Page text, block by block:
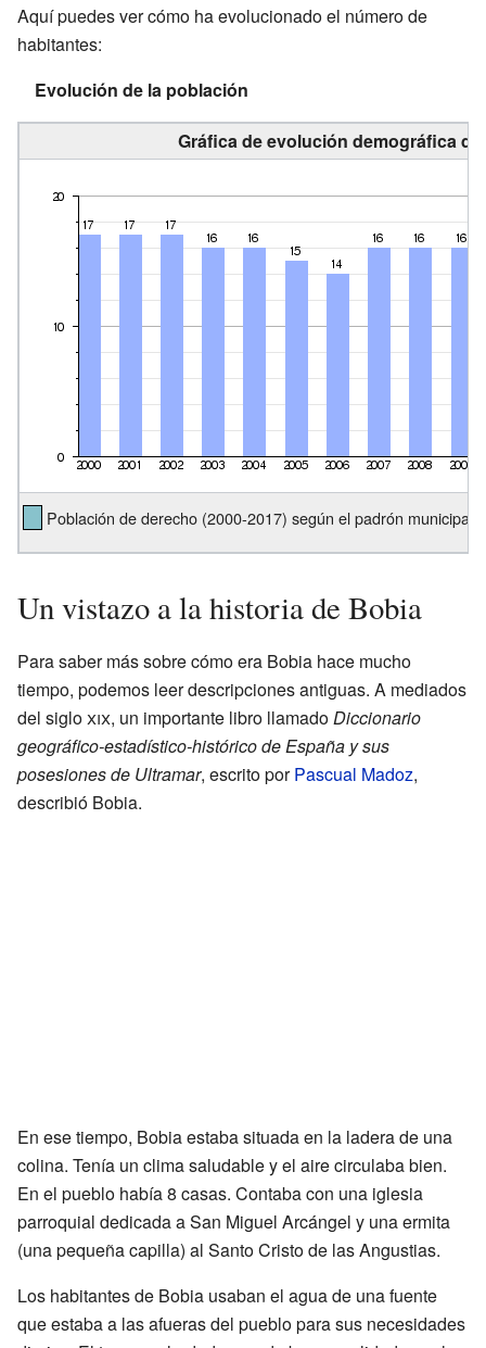
Aquí puedes ver cómo ha evolucionado el número de
habitantes:
Evolución de la población
Gráfica de evolución demográfica
Población de derecho (2000-2017) según el padrón municipal
Un vistazo a la historia de Bobia
Para saber más sobre cómo era Bobia hace mucho
tiempo, podemos leer descripciones antiguas. A mediados
del sigloxix, un importante libro llamado Diccionario
geográfico-estadístico-histórico de España y sus
posesiones de Ultramar, escrito porPascual Madoz,
describió Bobia.
En ese tiempo, Bobia estaba situada en la ladera de una
colina. Tenía un clima saludable y el aire circulaba bien.
En el pueblo había 8 casas. Contaba con una iglesia
parroquial dedicada a San Miguel Arcángel y una ermita
(una pequeña capilla) al Santo Cristo de las Angustias.
Los habitantes de Bobia usaban el agua de una fuente
que estaba a las afueras del pueblo para sus necesidades